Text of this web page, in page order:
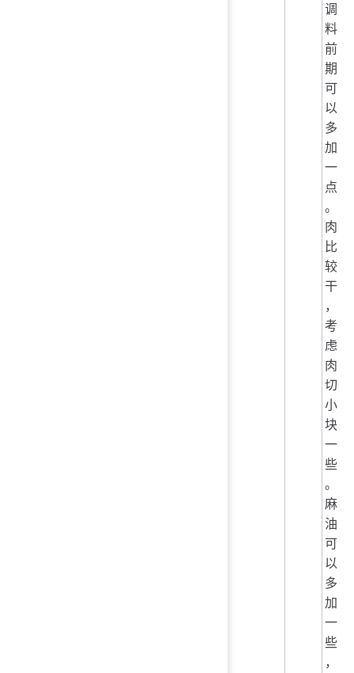
调
料
前
期
可
以
多
加
一
点
。
肉
比
较
干
，
考
虑
肉
切
小
块
一
些
。
麻
油
可
以
多
加
一
些
，